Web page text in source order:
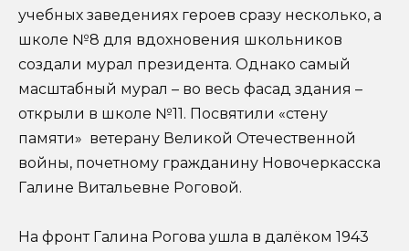
учебных заведениях героев сразу несколько, а
школе №8 для вдохновения школьников
создали мурал президента. Однако самый
масштабный мурал – во весь фасад здания –
открыли в школе №11. Посвятили «стену
памяти» ветерану Великой Отечественной
войны, почетному гражданину Новочеркасска
Галине Витальевне Роговой.
На фронт Галина Рогова ушла в далёком 1943